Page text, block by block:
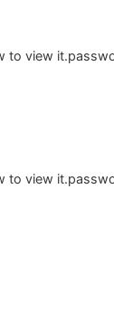
to view
to view